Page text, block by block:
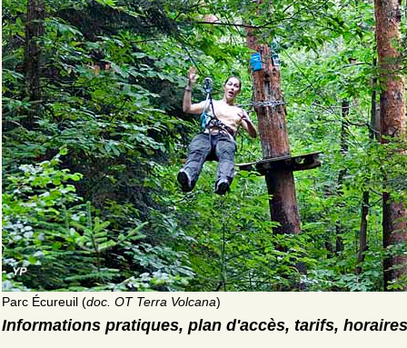
Parc Écureuil (doc. OT Terra Volcana)
Informations pratiques, plan d'accès, tarifs, horaires